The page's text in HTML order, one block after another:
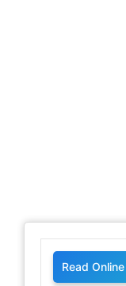
Read Online